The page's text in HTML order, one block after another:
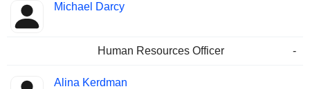
Michael Darcy
Human Resources Officer -
Alina Kerdman